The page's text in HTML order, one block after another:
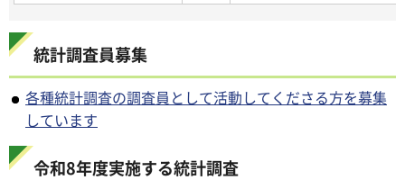
統計調査員募集
各種統計調査の調査員として活動してくださる方を募集
しています
令和8年度実施する統計調査